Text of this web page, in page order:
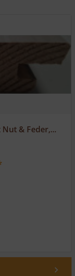
& Feder,...